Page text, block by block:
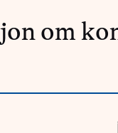
om